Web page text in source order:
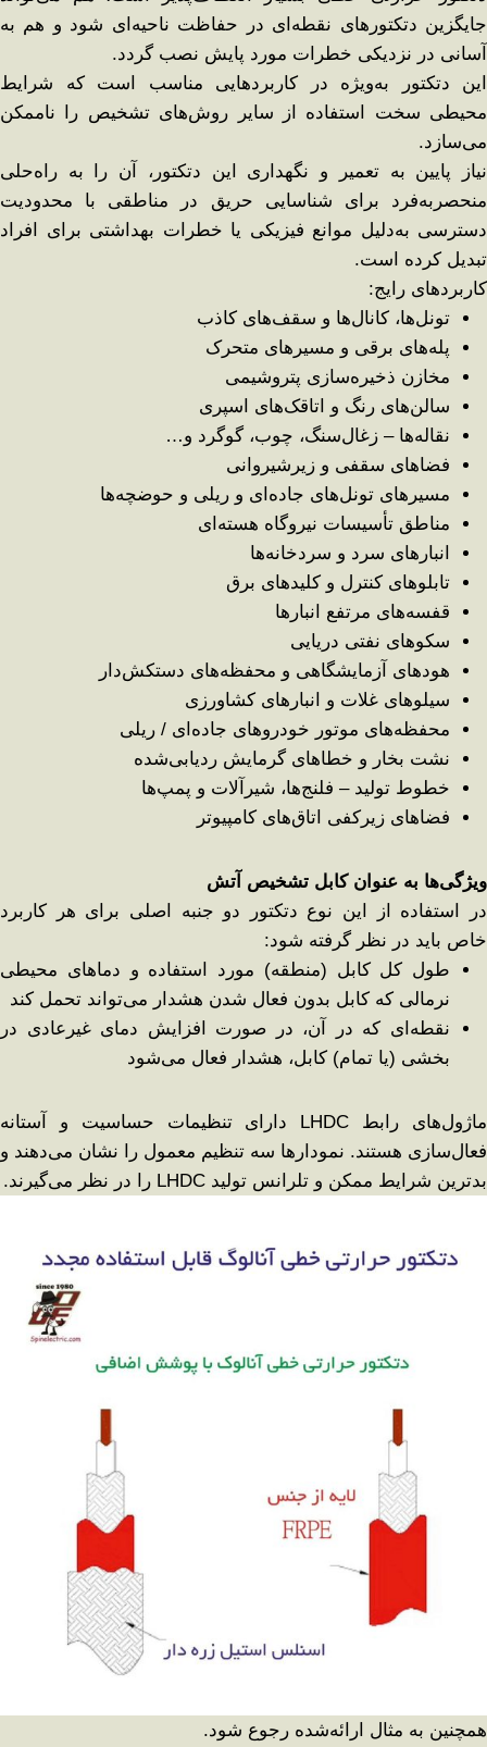
جایگزین دتکتورهای نقطه‌ای در حفاظت ناحیه‌ای شود و هم به
آسانی در نزدیکی خطرات مورد پایش نصب گردد.
این دتکتور به‌ویژه در کاربردهایی مناسب است که شرایط
محیطی سخت استفاده از سایر روش‌های تشخیص را ناممکن
می‌سازد.
نیاز پایین به تعمیر و نگهداری این دتکتور، آن را به راه‌حلی
منحصر‌به‌فرد برای شناسایی حریق در مناطقی با محدودیت
دسترسی به‌دلیل موانع فیزیکی یا خطرات بهداشتی برای افراد
تبدیل کرده است.
کاربردهای رایج:
تونل‌ها، کانال‌ها و سقف‌های کاذب
پله‌های برقی و مسیرهای متحرک
مخازن ذخیره‌سازی پتروشیمی
سالن‌های رنگ و اتاقک‌های اسپری
نقاله‌ها – زغال‌سنگ، چوب، گوگرد و…
فضاهای سقفی و زیرشیروانی
مسیرهای تونل‌های جاده‌ای و ریلی و حوضچه‌ها
مناطق تأسیسات نیروگاه هسته‌ای
انبارهای سرد و سردخانه‌ها
تابلوهای کنترل و کلیدهای برق
قفسه‌های مرتفع انبارها
سکوهای نفتی دریایی
هودهای آزمایشگاهی و محفظه‌های دستکش‌دار
سیلوهای غلات و انبارهای کشاورزی
محفظه‌های موتور خودروهای جاده‌ای / ریلی
نشت بخار و خطاهای گرمایش ردیابی‌شده
خطوط تولید – فلنج‌ها، شیرآلات و پمپ‌ها
فضاهای زیرکفی اتاق‌های کامپیوتر
ویژگی‌ها به عنوان کابل تشخیص آتش
در استفاده از این نوع دتکتور دو جنبه اصلی برای هر کاربرد
خاص باید در نظر گرفته شود:
طول کل کابل (منطقه) مورد استفاده و دماهای محیطی
نرمالی که کابل بدون فعال شدن هشدار می‌تواند تحمل کند
نقطه‌ای که در آن، در صورت افزایش دمای غیرعادی در
بخشی (یا تمام) کابل، هشدار فعال می‌شود
ماژول‌های رابط LHDC دارای تنظیمات حساسیت و آستانه
فعال‌سازی هستند. نمودارها سه تنظیم معمول را نشان می‌دهند و
بدترین شرایط ممکن و تلرانس تولید LHDC را در نظر می‌گیرند.
همچنین به مثال ارائه‌شده رجوع شود.